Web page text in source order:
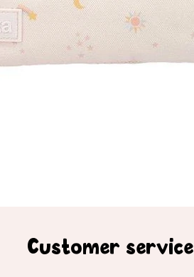
Customer service